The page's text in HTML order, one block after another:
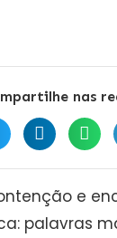
nas
e
palavras